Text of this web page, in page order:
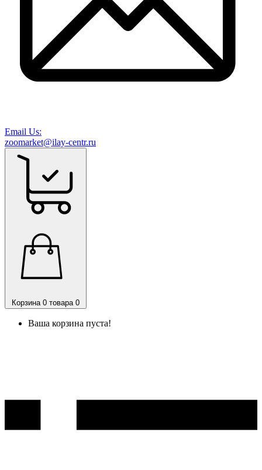
Email Us:
zoomarket@ilay-centr.ru
Корзина 0 товара 0
Ваша корзина пуста!